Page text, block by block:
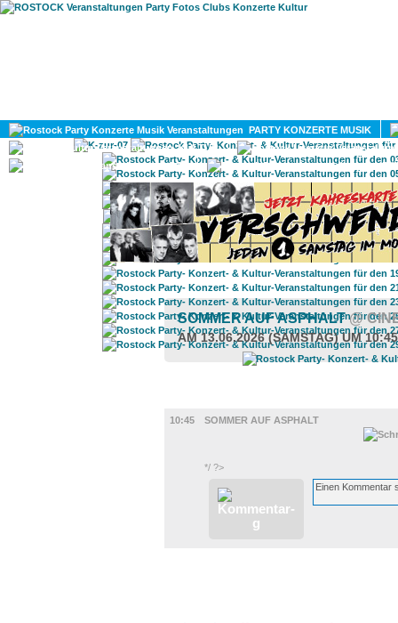
PARTY KONZERTE MUSIK
KULTUR
GAY
SOMMER AUF ASPHALT@
AM 13.06.2026 (SAMSTAG) UM
10:45
SOMMER AUF ASPHALT
*/ ?>